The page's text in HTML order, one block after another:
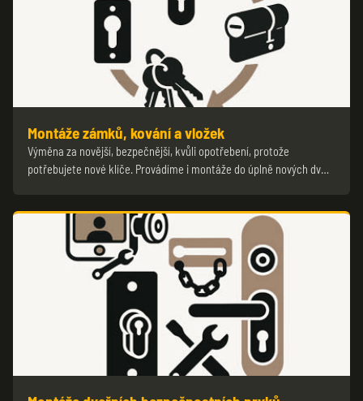
Montáže zámků, kování a vložek
Výměna za novější, bezpečnější, kvůli opotřebení, protože
potřebujete nové klíče. Provádíme i montáže do úplně nových dv…